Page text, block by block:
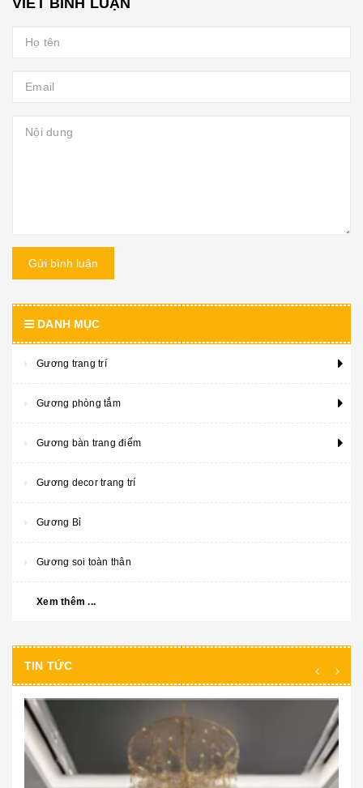
VIẾT BÌNH LUẬN
Gửi bình luận
DANH MỤC
Gương trang trí
Gương phòng tắm
Gương bàn trang điểm
Gương decor trang trí
Gương Bỉ
Gương soi toàn thân
Xem thêm ...
TIN TỨC